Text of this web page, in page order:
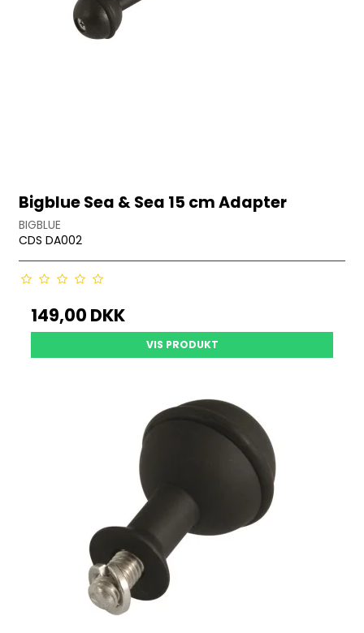
Bigblue Sea & Sea 15 cm Adapter
BIGBLUE
CDS DA002
149,00 DKK
VIS PRODUKT